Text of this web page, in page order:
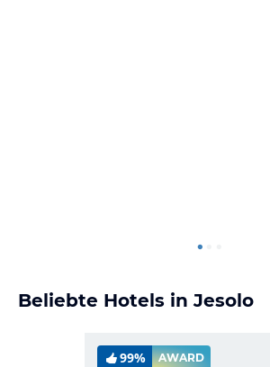
Beliebte Hotels in Jesolo
99% AWARD